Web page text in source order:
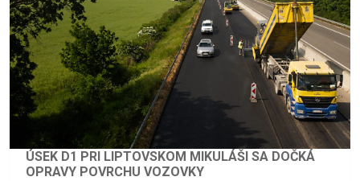
ÚSEK D1 PRI LIPTOVSKOM MIKULÁŠI SA DOČKÁ
OPRAVY POVRCHU VOZOVKY